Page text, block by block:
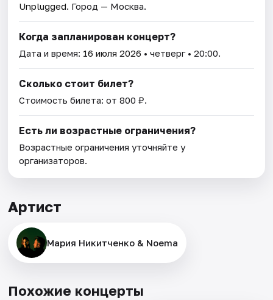
Unplugged. Город — Москва.
Когда запланирован концерт?
Дата и время: 16 июля 2026 • четверг • 20:00.
Сколько стоит билет?
Стоимость билета: от 800 ₽.
Есть ли возрастные ограничения?
Возрастные ограничения уточняйте у
организаторов.
Артист
Мария Никитченко & Noema
Похожие концерты